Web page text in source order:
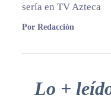
sería en TV Azteca
Por Redacción
Primary
Lo +